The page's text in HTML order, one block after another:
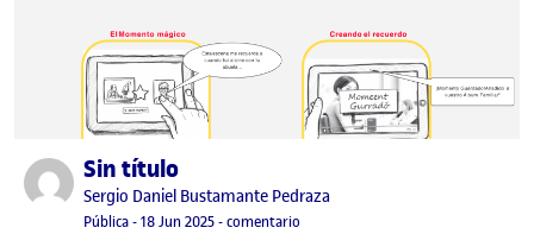
Publicado porSin título
Publicado por
Sergio Daniel Bustamante Pedraza
Visibilidad:
Pública-Fecha de publicación
18 Jun 2025-comentario